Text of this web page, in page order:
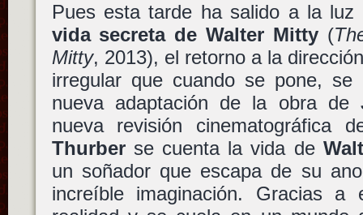
Pues esta tarde ha salido a la
vida secreta de Walter Mitty (
Mitty, 2013), el retorno a la
irregular que cuando se pone,
nueva adaptación de la obra de
nueva revisión cinematográfica
Thurberse cuenta la vida de
un soñador que escapa de su
increíble imaginación. Gracias